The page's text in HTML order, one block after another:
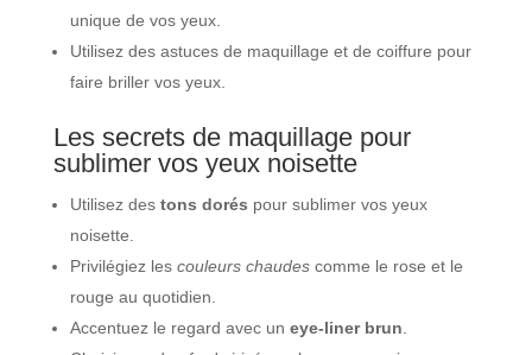
unique de vos yeux.
Utilisez des astuces de maquillage et de coiffure pour
faire briller vos yeux.
Les secrets de maquillage pour
sublimer vos yeux noisette
Utilisez des tons dorés pour sublimer vos yeux
noisette.
Privilégiez les couleurs chaudescomme le rose et le
rouge au quotidien.
Accentuez le regard avec un eye-liner brun